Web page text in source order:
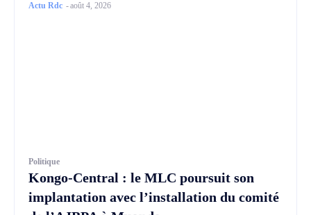
Actu Rdc -août 4, 2026
Politique
Kongo-Central : le MLC poursuit son
implantation avec l’installation du comité